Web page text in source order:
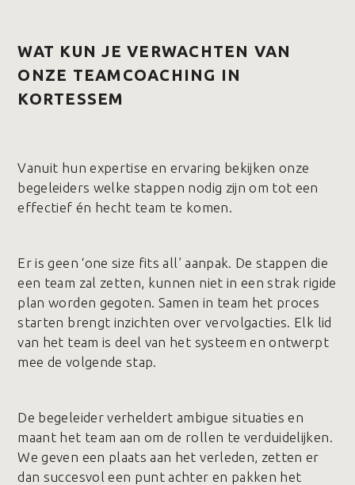
WAT KUN JE VERWACHTEN VAN
ONZE TEAMCOACHING IN
KORTESSEM
Vanuit hun expertise en ervaring bekijken onze
begeleiders welke stappen nodig zijn om tot een
effectief én hecht team te komen.
Er is geen ‘one size fits all’ aanpak. De stappen die
een team zal zetten, kunnen niet in een strak rigide
plan worden gegoten. Samen in team het proces
starten brengt inzichten over vervolgacties. Elk lid
van het team is deel van het systeem en ontwerpt
mee de volgende stap.
De begeleider verheldert ambigue situaties en
maant het team aan om de rollen te verduidelijken.
We geven een plaats aan het verleden, zetten er
dan succesvol een punt achter en pakken het